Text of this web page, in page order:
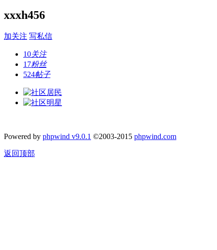
xxxh456
加关注 写私信
10关注
17粉丝
524帖子
Powered by phpwind v9.0.1 ©2003-2015 phpwind.com
返回顶部